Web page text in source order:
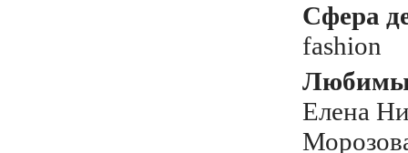
Сфера
fashion
Елена